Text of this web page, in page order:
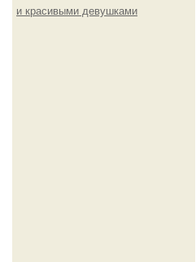
и красивыми девушками